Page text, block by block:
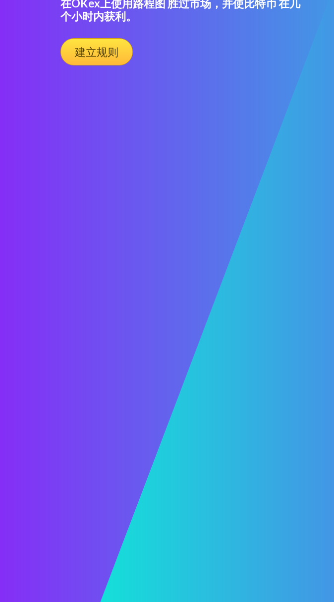
在OKex上使用路程图 胜过市场，并使比特币 在几
个小时内获利。
建立规则